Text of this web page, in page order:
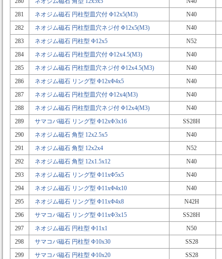
281
ネオジム磁石 円柱型皿穴付 Φ12x5(M3)
N40
282
ネオジム磁石 円柱型皿穴ネジ付 Φ12x5(M3)
N40
283
ネオジム磁石 円柱型 Φ12x5
N52
284
ネオジム磁石 円柱型皿穴付 Φ12x4.5(M3)
N40
285
ネオジム磁石 円柱型皿穴ネジ付 Φ12x4.5(M3)
N40
286
ネオジム磁石 リング型 Φ12xΦ4x5
N40
287
ネオジム磁石 円柱型皿穴付 Φ12x4(M3)
N40
288
ネオジム磁石 円柱型皿穴ネジ付 Φ12x4(M3)
N40
289
サマコバ磁石 リング型 Φ12xΦ3x16
SS28H
290
ネオジム磁石 角型 12x2.5x5
N40
291
ネオジム磁石 角型 12x2x4
N52
292
ネオジム磁石 角型 12x1.5x12
N40
293
ネオジム磁石 リング型 Φ11xΦ5x5
N40
294
ネオジム磁石 リング型 Φ11xΦ4x10
N40
295
ネオジム磁石 リング型 Φ11xΦ4x8
N42H
296
サマコバ磁石 リング型 Φ11xΦ3x15
SS28H
297
ネオジム磁石 円柱型 Φ11x1
N50
298
サマコバ磁石 円柱型 Φ10x30
SS28
299
サマコバ磁石 円柱型 Φ10x20
SS28